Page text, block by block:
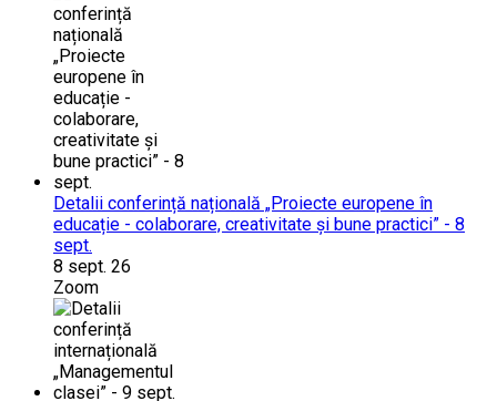
Detalii conferință națională „Proiecte europene în
educație - colaborare, creativitate și bune practici” - 8
sept.
8 sept. 26
Zoom